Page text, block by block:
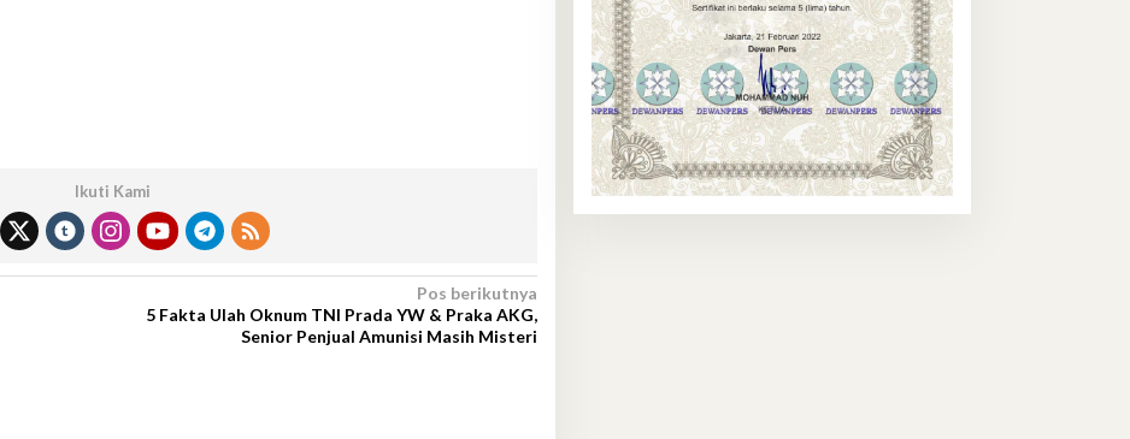
Ikuti Kami
Pos berikutnya
5 Fakta Ulah Oknum TNI Prada YW & Praka AKG,
Senior Penjual Amunisi Masih Misteri